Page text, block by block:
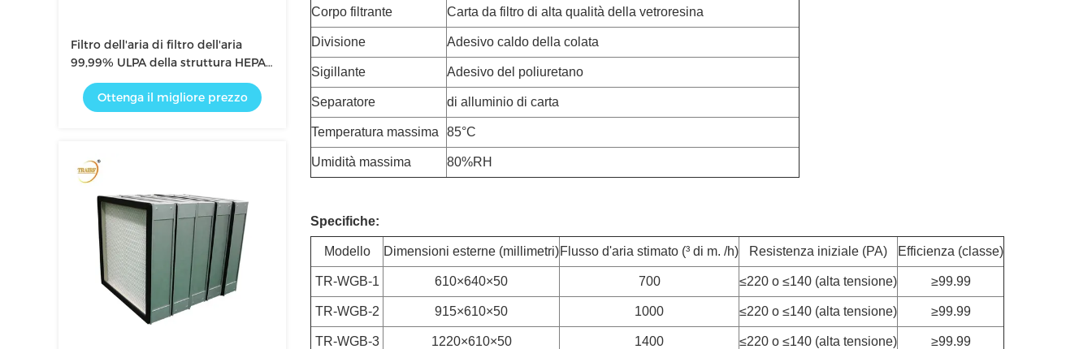
Filtro dell'aria di filtro dell'aria
99,99% ULPA della struttura HEPA
della lega di alluminio
Ottenga il migliore prezzo
Corpo filtrante Carta da filtro di alta qualità della vetroresina
Divisione Adesivo caldo della colata
Sigillante Adesivo del poliuretano
Separatore di alluminio di carta
Temperatura massima 85°C
Umidità massima 80%RH
Specifiche:
Modello Dimensioni esterne (millimetri)Flusso d'aria stimato (³ di m. /h) Resistenza iniziale (PA) Efficienza (classe)
TR-WGB-1 610×640×50 700 ≤220 o ≤140 (alta tensione) ≥99.99
TR-WGB-2 915×610×50 1000 ≤220 o ≤140 (alta tensione) ≥99.99
TR-WGB-3 1220×610×50 1400 ≤220 o ≤140 (alta tensione) ≥99.99